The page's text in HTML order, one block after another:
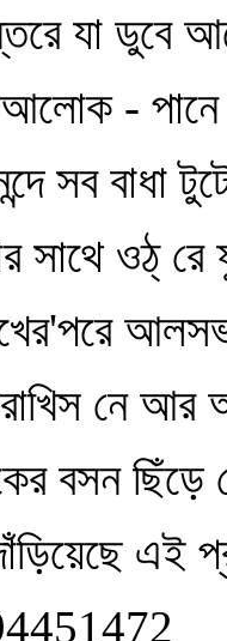
যা ডুবে
আলোক -
সব বাধা
সাথে ওঠ্‌ রে
রাখিস নে আর
বসন ছিঁড়ে
এই